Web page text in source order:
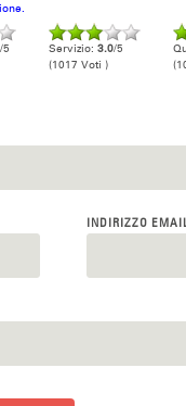
/5
Servizio: 3.0/5
(1017 Voti )
INDIRIZZO